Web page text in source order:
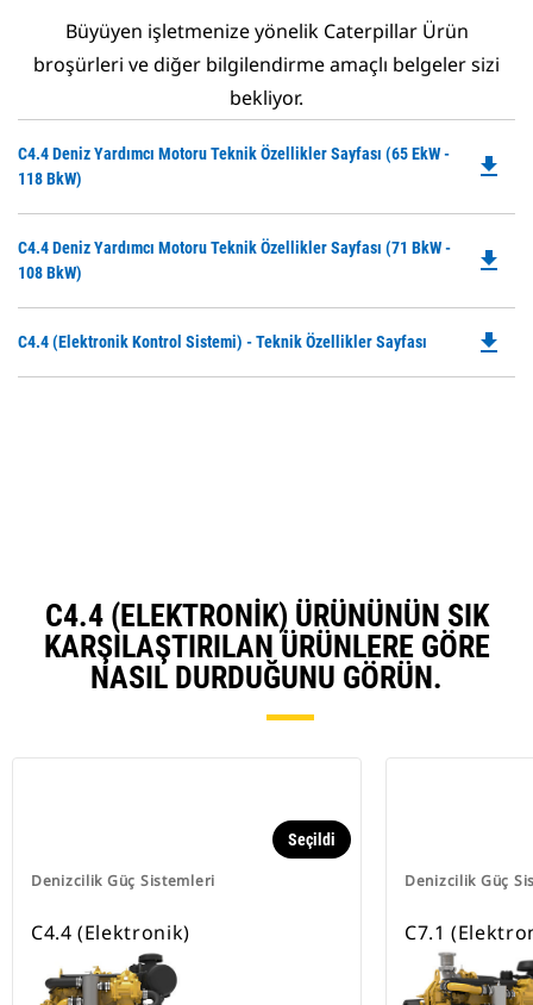
Büyüyen işletmenize yönelik Caterpillar Ürün
broşürleri ve diğer bilgilendirme amaçlı belgeler sizi
bekliyor.
C4.4 Deniz Yardımcı Motoru Teknik Özellikler Sayfası (65 EkW -
118 BkW)
file_download
C4.4 Deniz Yardımcı Motoru Teknik Özellikler Sayfası (71 BkW -
108 BkW)
file_download
C4.4 (Elektronik Kontrol Sistemi) - Teknik Özellikler Sayfası file_download
C4.4 (ELEKTRONIK) ÜRÜNÜNÜN SIK
KARŞILAŞTIRILAN ÜRÜNLERE GÖRE
NASIL DURDUĞUNU GÖRÜN.
Denizcilik Güç Sistemleri
Seçildi
C4.4 (Elektronik)
Denizcilik Güç
C7.1